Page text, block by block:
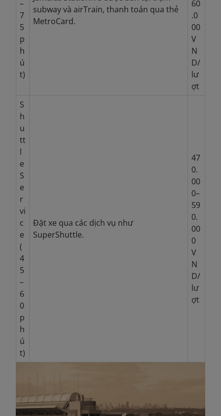
–
7
5
p
h
ú
t)
subway và airTrain, thanh toán qua thẻ
MetroCard.
60
.0
00
V
N
D/
lư
ợt
S
h
u
tt
l
e
S
e
r
vi
c
e
(
4
5
–
6
0
p
h
ú
t)
Đặt xe qua các dịch vụ như
SuperShuttle.
47
0.
00
0–
59
0.
00
0
V
N
D/
lư
ợt